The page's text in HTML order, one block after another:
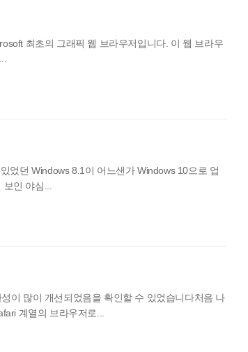
최초의 그래픽 웹 브라우저입니다. 이 웹 브라우
었던 Windows 8.1이 어느샌가 Windows 10으로 업
인 야심...
이 많이 개선되었음을 확인할 수 있었습니다처음 나
계열의 브라우저로...